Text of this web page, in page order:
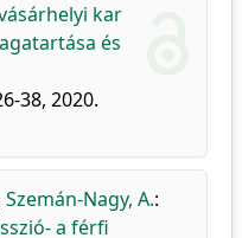
kar
és
38, 2020.
Szemán-Nagy, A.:
a férfi